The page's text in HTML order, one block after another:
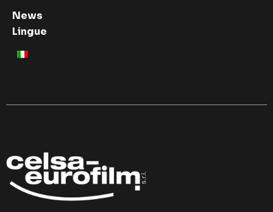
News
Lingue